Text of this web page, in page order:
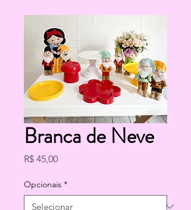
Branca de Neve
R$ 45,00Preço
Opcionais *